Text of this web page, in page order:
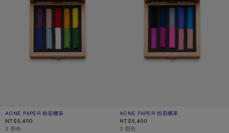
ACNE PAPER 粉彩蠟筆
目前顏色： 混色
價格：NT$5,400。
NT$5,400
,2 顏色
ACNE PAPER 粉彩蠟筆
目前顏色： 藍／粉色
價格：NT$5,400。
NT$5,400
,2 顏色